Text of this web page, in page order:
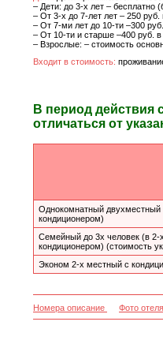
– Дети: до 3-х лет – бесплатно
– От 3-х до 7-лет лет – 250
– От 7-ми лет до 10-ти –300
– От 10-ти и старше –400 руб.
– Взрослые: – стоимость
Входит в стоимость:
В период действия
отличаться от
Однокомнатный двухместный
кондиционером)
Семейный до 3х человек (в 2-
кондиционером) (стоимость
Эконом 2-х местный с
Номера описание Фото отеля